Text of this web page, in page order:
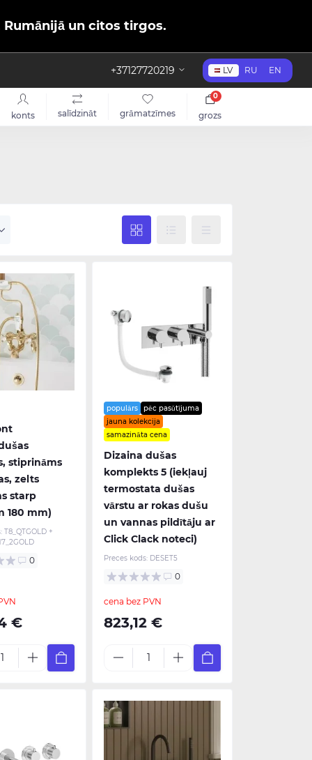
un citos tirgos.
+37127720219 LV RU EN
konts salīdzināt grāmatzīmes grozs
0
stiprināms
zelts
starp
180 mm)
T8_QTGOLD +
0
€
populārs
pēc pasūtījuma
jauna kolekcija
samazināta cena
Dizaina dušas
komplekts 5 (iekļauj
termostata dušas
vārstu ar rokas dušu
un vannas pildītāju ar
Click Clack noteci)
Preces kods: DESET5
0
cena bez PVN
823,12 €